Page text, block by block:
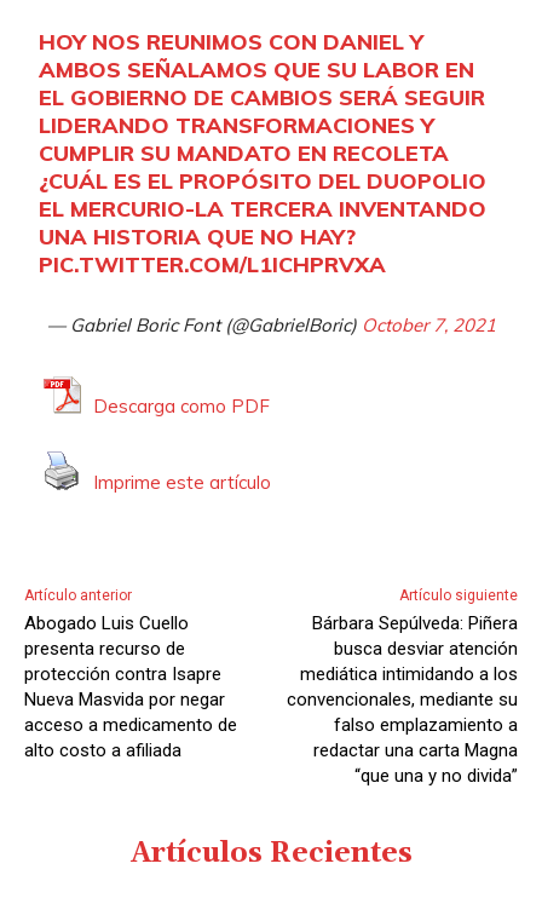
HOY NOS REUNIMOS CON DANIEL Y
AMBOS SEÑALAMOS QUE SU LABOR EN
EL GOBIERNO DE CAMBIOS SERÁ SEGUIR
LIDERANDO TRANSFORMACIONES Y
CUMPLIR SU MANDATO EN RECOLETA
¿CUÁL ES EL PROPÓSITO DEL DUOPOLIO
EL MERCURIO-LA TERCERA INVENTANDO
UNA HISTORIA QUE NO HAY?
PIC.TWITTER.COM/L1ICHPRVXA
— Gabriel Boric Font (@GabrielBoric) October 7, 2021
Descarga como PDF
Imprime este artículo
Artículo anterior
Abogado Luis Cuello
presenta recurso de
protección contra Isapre
Nueva Masvida por negar
acceso a medicamento de
alto costo a afiliada
Artículo siguiente
Bárbara Sepúlveda: Piñera
busca desviar atención
mediática intimidando a los
convencionales, mediante su
falso emplazamiento a
redactar una carta Magna
“que una y no divida”
Artículos Recientes